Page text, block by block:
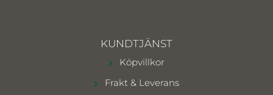
KUNDTJÄNST
Köpvillkor
Frakt & Leverans